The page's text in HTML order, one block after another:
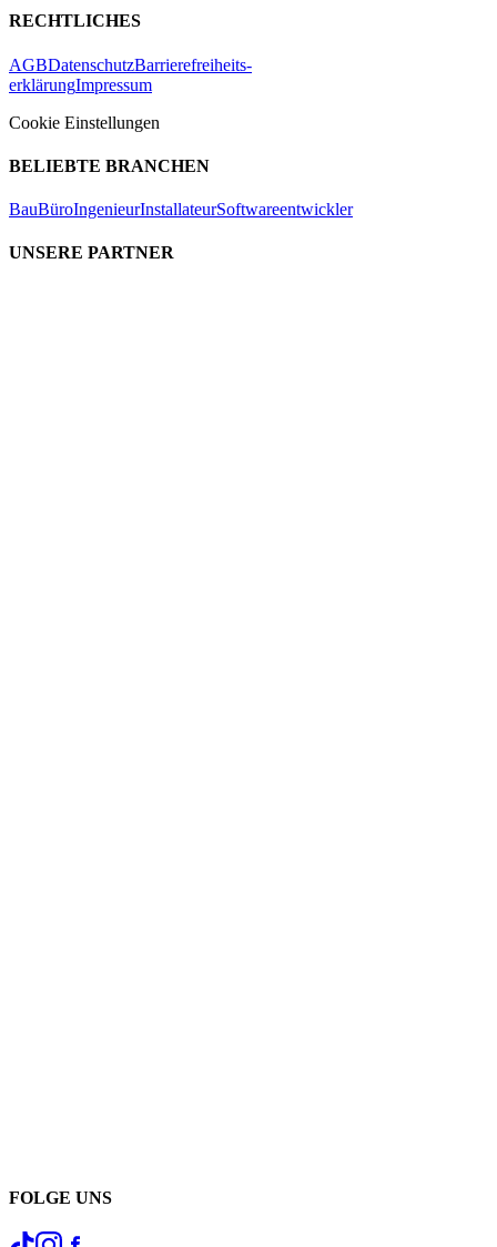
RECHTLICHES
AGBDatenschutzBarrierefreiheits-
erklärungImpressum
Cookie Einstellungen
BELIEBTE BRANCHEN
BauBüroIngenieurInstallateurSoftwareentwickler
UNSERE PARTNER
FOLGE UNS